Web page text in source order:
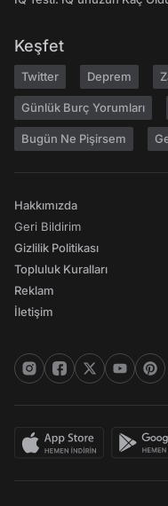
Keşfet
Twitter Deprem
Günlük Burç Yorumları
Bugün Ne Pişirsem
Hakkımızda
Geri Bildirim
Gizlilik Politikası
Topluluk Kuralları
Reklam
İletişim